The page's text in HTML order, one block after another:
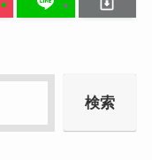
検索